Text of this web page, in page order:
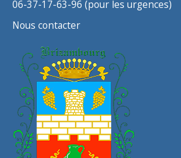
06-37-17-63-96 (pour les urgences)
Nous contacter